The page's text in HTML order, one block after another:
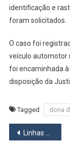
identificação e
foram solicitados.
O caso foi
veículo automotor
foi encaminhada
disposição da
Tagged dona
Linhas 8-Diamante e 9-Esmeralda passarão por manutenção esta semana